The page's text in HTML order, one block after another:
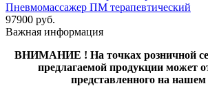
Пневмомассажер ПМ терапевтический
97900 руб.
Важная информация
ВНИМАНИЕ ! На точках розничной
предлагаемой продукции может
представленного на нашем